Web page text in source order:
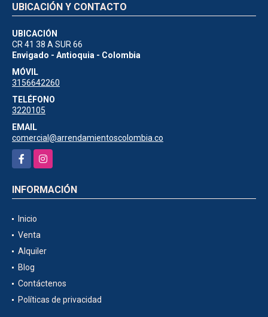
UBICACIÓN Y CONTACTO
UBICACIÓN
CR 41 38 A SUR 66
Envigado - Antioquia - Colombia
MÓVIL
3156642260
TELÉFONO
3220105
EMAIL
comercial@arrendamientoscolombia.co
FacebookInstagram
INFORMACIÓN
Inicio
Venta
Alquiler
Blog
Contáctenos
Políticas de privacidad